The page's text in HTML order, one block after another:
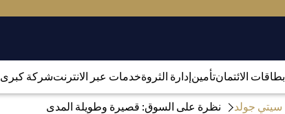
بطاقات الائتمانتأمينإدارة الثروةخدمات عبر الانترنتشركة كبرى
سيتي جولد نظرة على السوق: قصيرة وطويلة المدى